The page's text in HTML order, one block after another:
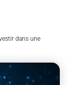
dans une